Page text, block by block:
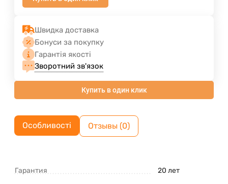
Швидка доставка
Бонуси за покупку
Гарантія якості
Зворотний зв'язок
Купить в один клик
Особливості Отзывы (0)
Гарантия 20 лет